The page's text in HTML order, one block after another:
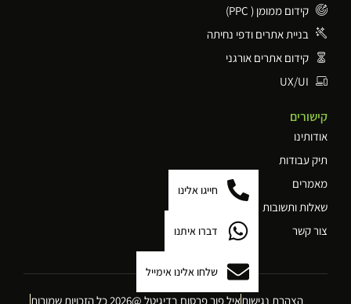
קידום ממומן ( PPC)
בניית אתרים ודפי נחיתה
קידום אתרים אורגני
UX/UI
קישורים
אודותינו
תיק עבודות
מאמרים
שאלות ותשובות
צור קשר
הצהרת נגישותאיל פור פרסום בדיגיטל @2026 כל הזכויות שמורות
חייגו אלינו
דברו איתנו
שלחו אלינו אימייל